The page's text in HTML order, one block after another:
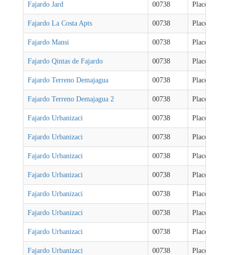
Fajardo Jard 00738 Places
Fajardo La Costa Apts 00738 Places
Fajardo Mansi 00738 Places
Fajardo Qintas de Fajardo 00738 Places
Fajardo Terreno Demajagua 00738 Places
Fajardo Terreno Demajagua 2 00738 Places
Fajardo Urbanizaci 00738 Places
Fajardo Urbanizaci 00738 Places
Fajardo Urbanizaci 00738 Places
Fajardo Urbanizaci 00738 Places
Fajardo Urbanizaci 00738 Places
Fajardo Urbanizaci 00738 Places
Fajardo Urbanizaci 00738 Places
Fajardo Urbanizaci 00738 Places